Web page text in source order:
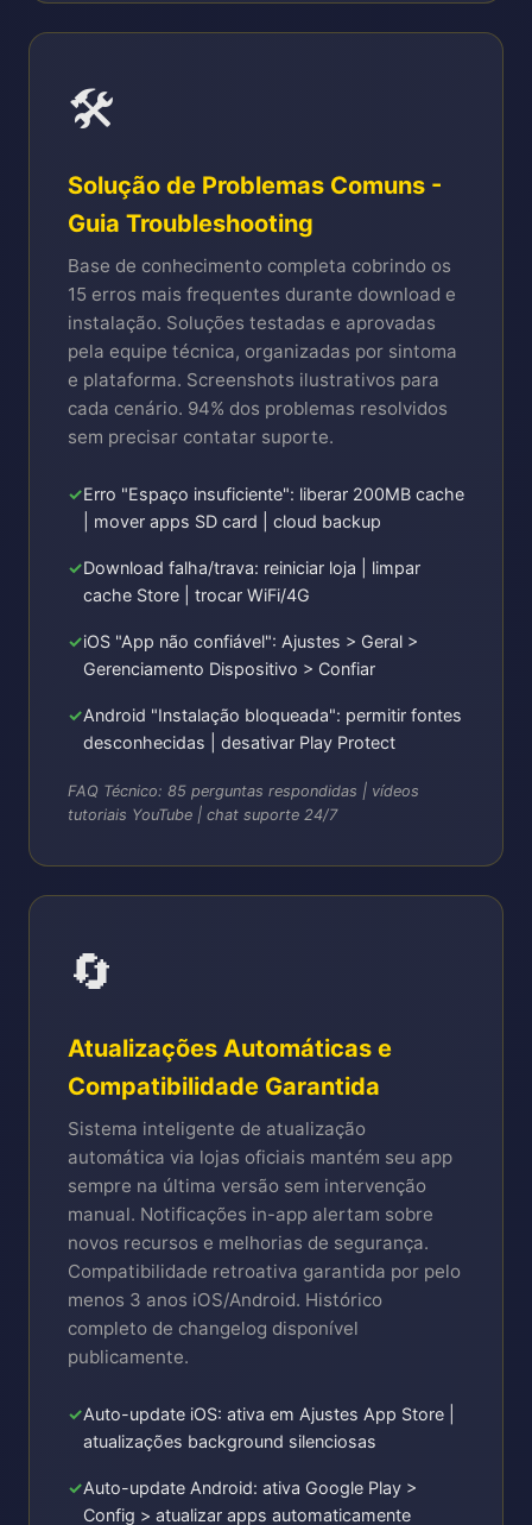
🛠️
Solução de Problemas Comuns -
Guia Troubleshooting
Base de conhecimento completa cobrindo os
15 erros mais frequentes durante download e
instalação. Soluções testadas e aprovadas
pela equipe técnica, organizadas por sintoma
e plataforma. Screenshots ilustrativos para
cada cenário. 94% dos problemas resolvidos
sem precisar contatar suporte.
Erro "Espaço insuficiente": liberar 200MB cache
| mover apps SD card | cloud backup
Download falha/trava: reiniciar loja | limpar
cache Store | trocar WiFi/4G
iOS "App não confiável": Ajustes > Geral >
Gerenciamento Dispositivo > Confiar
Android "Instalação bloqueada": permitir fontes
desconhecidas | desativar Play Protect
FAQ Técnico: 85 perguntas respondidas | vídeos
tutoriais YouTube | chat suporte 24/7
🔄
Atualizações Automáticas e
Compatibilidade Garantida
Sistema inteligente de atualização
automática via lojas oficiais mantém seu app
sempre na última versão sem intervenção
manual. Notificações in-app alertam sobre
novos recursos e melhorias de segurança.
Compatibilidade retroativa garantida por pelo
menos 3 anos iOS/Android. Histórico
completo de changelog disponível
publicamente.
Auto-update iOS: ativa em Ajustes App Store |
atualizações background silenciosas
Auto-update Android: ativa Google Play >
Config > atualizar apps automaticamente